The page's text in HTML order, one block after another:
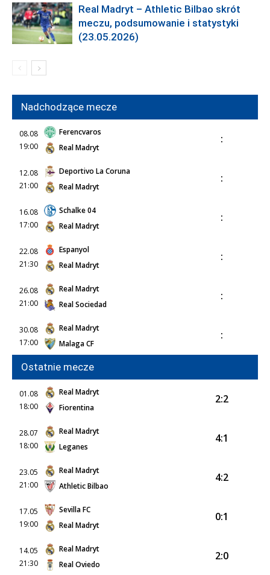
Real Madryt – Athletic Bilbao skrót
meczu, podsumowanie i statystyki
(23.05.2026)
Nadchodzące mecze
08.08
19:00
Ferencvaros
Real Madryt
:
12.08
21:00
Deportivo La Coruna
Real Madryt
:
16.08
17:00
Schalke 04
Real Madryt
:
22.08
21:30
Espanyol
Real Madryt
:
26.08
21:00
Real Madryt
Real Sociedad
:
30.08
17:00
Real Madryt
Malaga CF
:
Ostatnie mecze
01.08
18:00
Real Madryt
Fiorentina
2:2
28.07
18:00
Real Madryt
Leganes
4:1
23.05
21:00
Real Madryt
Athletic Bilbao
4:2
17.05
19:00
Sevilla FC
Real Madryt
0:1
14.05
21:30
Real Madryt
Real Oviedo
2:0